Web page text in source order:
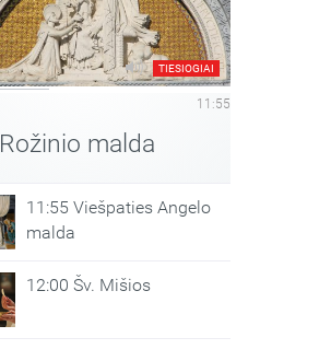
TIESIOGIAI
11:55
Rožinio malda
11:55 Viešpaties Angelo
malda
12:00 Šv. Mišios